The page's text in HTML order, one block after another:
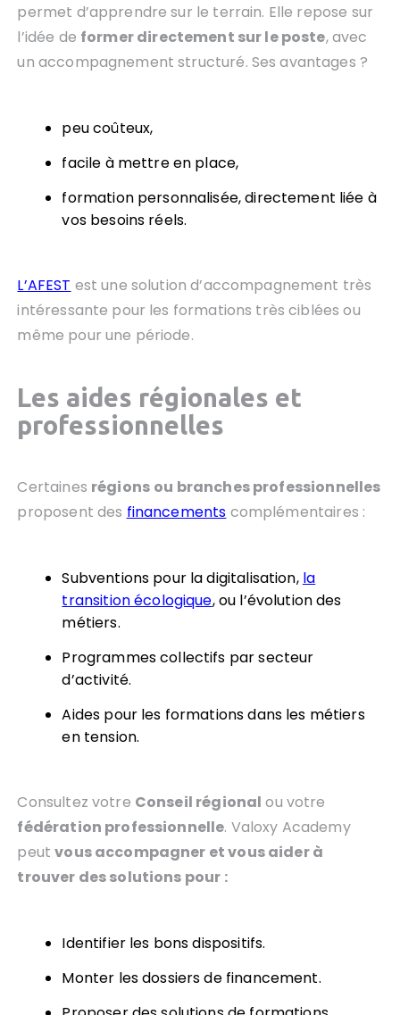
permet d’apprendre sur le terrain. Elle repose sur
l’idée de former directement sur le poste, avec
un accompagnement structuré. Ses avantages ?
peu coûteux,
facile à mettre en place,
formation personnalisée, directement liée à
vos besoins réels.
L’AFEST est une solution d’accompagnement très
intéressante pour les formations très ciblées ou
même pour une période.
Les aides régionales et
professionnelles
Certaines régions ou branches professionnelles
proposent des financements complémentaires :
Subventions pour la digitalisation, la
transition écologique, ou l’évolution des
métiers.
Programmes collectifs par secteur
d’activité.
Aides pour les formations dans les métiers
en tension.
Consultez votre Conseil régional ou votre
fédération professionnelle. Valoxy Academy
peutvous accompagner et vous aider à
trouver des solutions pour :
Identifier les bons dispositifs.
Monter les dossiers de financement.